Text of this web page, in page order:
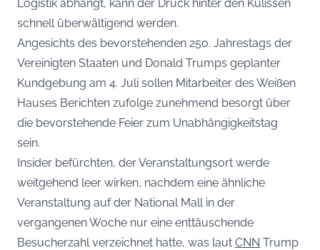
Logistik abhängt, kann der Druck hinter den Kulissen
schnell überwältigend werden.
Angesichts des bevorstehenden 250. Jahrestags der
Vereinigten Staaten und Donald Trumps geplanter
Kundgebung am 4. Juli sollen Mitarbeiter des Weißen
Hauses Berichten zufolge zunehmend besorgt über
die bevorstehende Feier zum Unabhängigkeitstag
sein.
Insider befürchten, der Veranstaltungsort werde
weitgehend leer wirken, nachdem eine ähnliche
Veranstaltung auf der National Mall in der
vergangenen Woche nur eine enttäuschende
Besucherzahl verzeichnet hatte, was laut CNN Trump